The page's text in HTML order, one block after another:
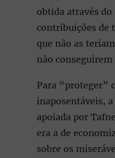
obtida através do
contribuições de
que não as
não conseguirem
Para “proteger”
inaposentáveis,
apoiada por
era a de
sobre os